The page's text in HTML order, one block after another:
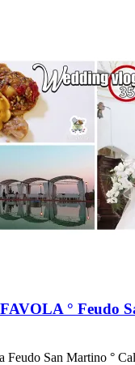
° Feudo
Feudo San Martino °